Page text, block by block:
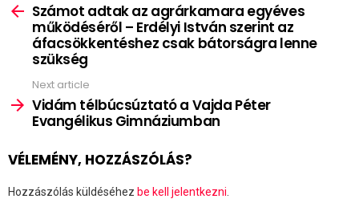
moreSzámot adtak az agrárkamara egyéves
működéséről – Erdélyi István szerint az
áfacsökkentéshez csak bátorságra lenne
szükség
Next article
Vidám télbúcsúztató a Vajda Péter
Evangélikus Gimnáziumban
VÉLEMÉNY, HOZZÁSZÓLÁS?
Hozzászólás küldéséhez be kell jelentkezni